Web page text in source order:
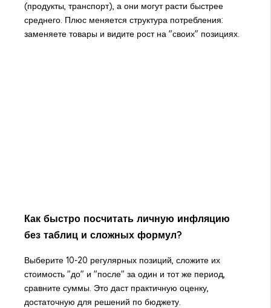
(продукты, транспорт), а они могут расти быстрее
среднего. Плюс меняется структура потребления:
заменяете товары и видите рост на "своих" позициях.
Как быстро посчитать личную инфляцию
без таблиц и сложных формул?
Выберите 10-20 регулярных позиций, сложите их
стоимость "до" и "после" за один и тот же период,
сравните суммы. Это даст практичную оценку,
достаточную для решений по бюджету.